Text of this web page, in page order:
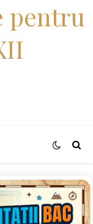
pentru